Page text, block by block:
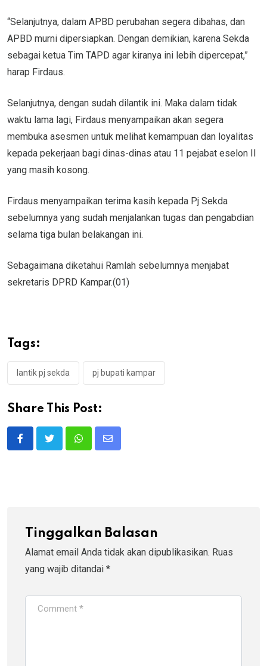
“Selanjutnya, dalam APBD perubahan segera dibahas, dan
APBD murni dipersiapkan. Dengan demikian, karena Sekda
sebagai ketua Tim TAPD agar kiranya ini lebih dipercepat,”
harap Firdaus.
Selanjutnya, dengan sudah dilantik ini. Maka dalam tidak
waktu lama lagi, Firdaus menyampaikan akan segera
membuka asesmen untuk melihat kemampuan dan loyalitas
kepada pekerjaan bagi dinas-dinas atau 11 pejabat eselon II
yang masih kosong.
Firdaus menyampaikan terima kasih kepada Pj Sekda
sebelumnya yang sudah menjalankan tugas dan pengabdian
selama tiga bulan belakangan ini.
Sebagaimana diketahui Ramlah sebelumnya menjabat
sekretaris DPRD Kampar.(01)
Tags:
lantik pj sekda pj bupati kampar
Share This Post:
WhatsappShare
Tinggalkan Balasan
Alamat email Anda tidak akan dipublikasikan. Ruas
yang wajib ditandai *